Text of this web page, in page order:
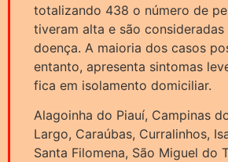
totalizando 438 o número de
tiveram alta e são consideradas
doença. A maioria dos casos
entanto, apresenta sintomas
fica em isolamento domiciliar.
Alagoinha do Piauí, Campinas
Largo, Caraúbas, Curralinhos,
Santa Filomena, São Miguel do